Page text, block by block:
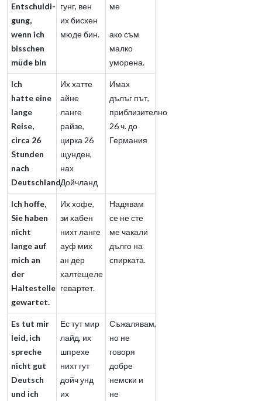
Entschuldi-
gung,
wenn ich
bisschen
müde bin
гунг, вен
их бисхен
мюде бин.
ме
акo съм
малко
уморена.
Ich
hatte eine
lange
Reise,
circa 26
Stunden
nach
Deutschland.
Их хатте
айне
ланге
райзе,
цирка 26
щунден,
нах
Дойчланд
Имах
дълъг път,
приблизително
26 ч. до
Германия
Ich hoffe,
Sie haben
nicht
lange auf
mich an
der
Haltestelle
gewartet.
Их хофе,
зи хабен
нихт ланге
ауф мих
aн дер
халтещеле
гевартет.
Надявам
се не сте
ме чакали
дълго на
спирката.
Es tut mir
leid, ich
spreche
nicht gut
Deutsch
und ich
Ес тут мир
лайд, их
шпрехе
нихт гут
дойч унд
их
Съжалявам,
но не
говоря
добре
немски и
не